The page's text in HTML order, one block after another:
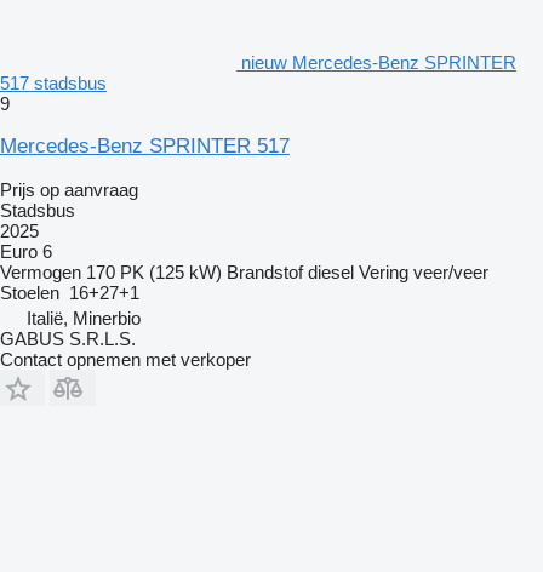
nieuw Mercedes-Benz SPRINTER
517 stadsbus
9
Mercedes-Benz SPRINTER 517
Prijs op aanvraag
Stadsbus
2025
Euro 6
Vermogen 170 PK (125 kW) Brandstof diesel Vering veer/veer
Stoelen 16+27+1
Italië, Minerbio
GABUS S.R.L.S.
Contact opnemen met verkoper